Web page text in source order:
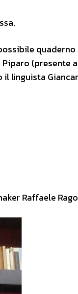
quaderno
(presente
il linguista
Raffaele